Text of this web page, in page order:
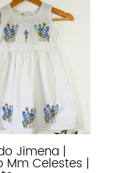
Jimena |
Mm Celestes |